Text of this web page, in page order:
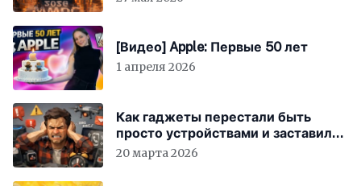
[Видео] Apple: Первые 50 лет
1 апреля 2026
Как гаджеты перестали быть
просто устройствами и заставили
вас бесплатно работать
20 марта 2026